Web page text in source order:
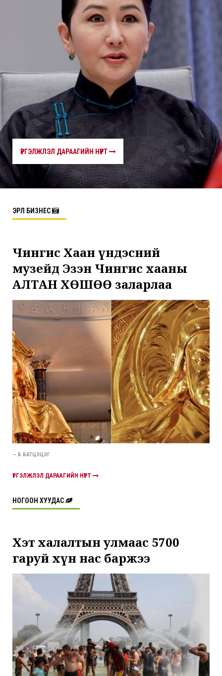
ҮРГЭЛЖЛЭЛ ДАРААГИЙН НҮҮРТ
ЭРҮҮЛ БИЗНЕС
Чингис Хаан үндэсний
музейд Эзэн Чингис хааны
АЛТАН ХӨШӨӨ заларлаа
— Б.БАТЦЭЦЭГ
ҮРГЭЛЖЛЭЛ ДАРААГИЙН НҮҮРТ
НОГООН ХУУДАС
Хэт халалтын улмаас 5700
гаруй хүн нас баржээ